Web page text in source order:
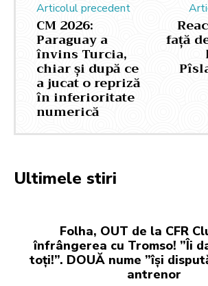
Articolul precedent
CM 2026:
Paraguay a
învins Turcia,
chiar și după ce
a jucat o repriză
în inferioritate
numerică
față
Ultimele stiri
Folha, OUT de la CFR
înfrângerea cu Tromso! ”Îi
toți!”. DOUĂ nume ”își
antrenor